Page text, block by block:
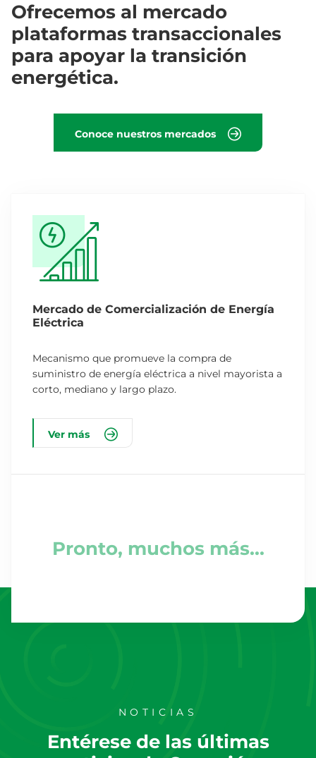
Ofrecemos al mercado
plataformas transaccionales
para apoyar la transición
energética.
Conoce nuestros mercados
Mercado de Comercialización de Energía
Eléctrica
Mecanismo que promueve la compra de
suministro de energía eléctrica a nivel mayorista a
corto, mediano y largo plazo.
Ver más
NOTICIAS
Entérese de las últimas